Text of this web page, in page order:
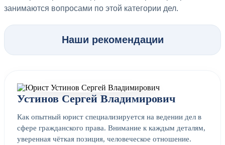
занимаются вопросами по этой категории дел.
Наши рекомендации
Устинов Сергей Владимирович
Как опытный юрист специализируется на ведении дел в
сфере гражданского права. Внимание к каждым деталям,
уверенная чёткая позиция, человеческое отношение.